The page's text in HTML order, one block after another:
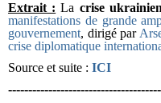
Extrait : La crise
manifestations de grande
gouvernement, dirigé par
crise diplomatique
Source et suite : ICI